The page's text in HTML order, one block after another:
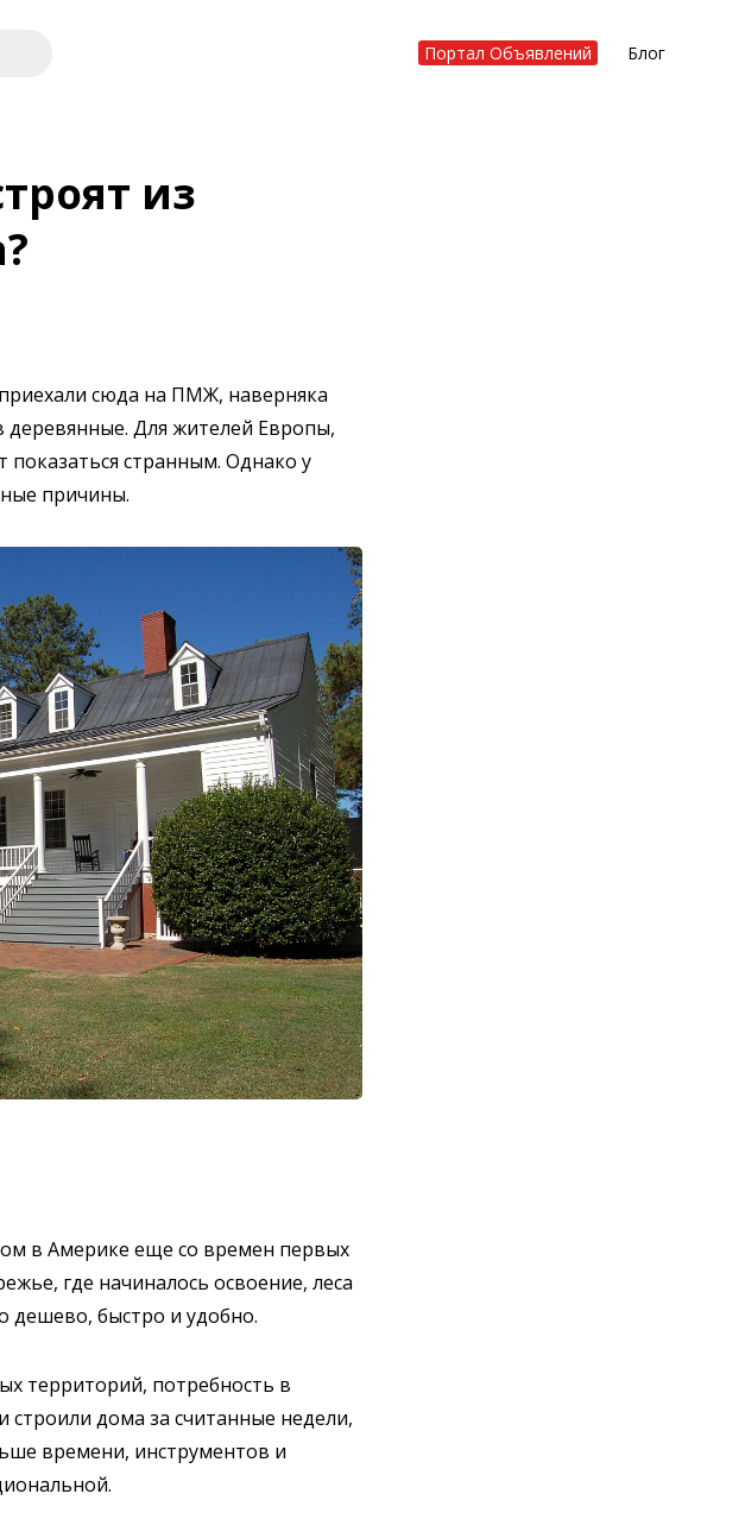
Портал Объявлений Блог
из
сюда на ПМЖ, наверняка
Для жителей Европы,
странным. Однако у
причины.
в Америке еще со времен первых
где начиналось освоение, леса
дешево, быстро и удобно.
территорий, потребность в
дома за считанные недели,
времени, инструментов и